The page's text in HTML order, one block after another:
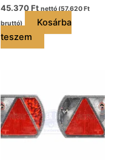
45.370Ft nettó (57.620Ft
bruttó)
Kosárba
teszem